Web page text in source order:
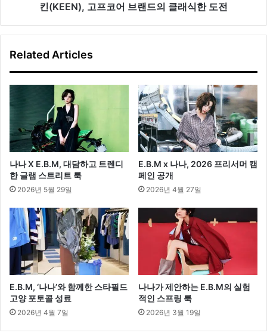
장
한
킨(KEEN), 고프코어 브랜드의 클래식한 도전
Related Articles
나나 X E.B.M, 대담하고 트렌디
한 글램 스트리트 룩
2026년 5월 29일
E.B.M x 나나, 2026 프리서머 캠
페인 공개
2026년 4월 27일
E.B.M, ‘나나’와 함께한 스타필드
고양 포토콜 성료
2026년 4월 7일
나나가 제안하는 E.B.M의 실험
적인 스프링 룩
2026년 3월 19일